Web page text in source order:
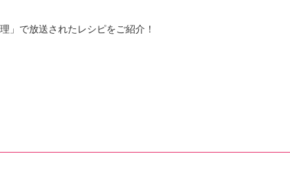
」で放送されたレシピをご紹介！